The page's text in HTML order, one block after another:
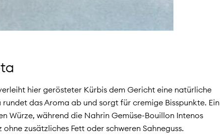
hier gerösteter Kürbis dem Gericht eine natürliche
rundet das Aroma ab und sorgt für cremige Bisspunkte. Ein
Würze, während die Nahrin Gemüse-Bouillon Intenos
zusätzliches Fett oder schweren Sahneguss.